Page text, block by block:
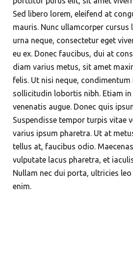
Sed libero lorem, eleifend at
mauris. Nunc ullamcorper cursus
urna neque, consectetur eget
eu ex. Donec faucibus, dui at
diam varius metus, sit amet
felis. Ut nisi neque,
sollicitudin lobortis nibh. Etiam
venenatis augue. Donec quis
Suspendisse tempor turpis vitae
varius ipsum pharetra. Ut at
tellus at, faucibus odio.
vulputate lacus pharetra, et
Nullam nec dui porta, ultricies leo
enim.